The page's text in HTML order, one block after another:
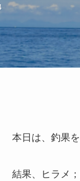
本日は、釣果
結果、ヒラメ